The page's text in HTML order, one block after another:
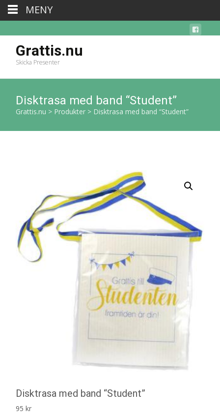
Grattis.nu
Skicka Presenter
Disktrasa med band “Student”
Grattis.nu > Produkter > Disktrasa med band “Student”
Disktrasa med band “Student”
95 kr
MENY